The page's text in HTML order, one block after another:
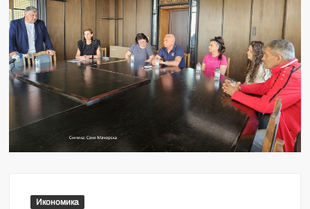
Икономика